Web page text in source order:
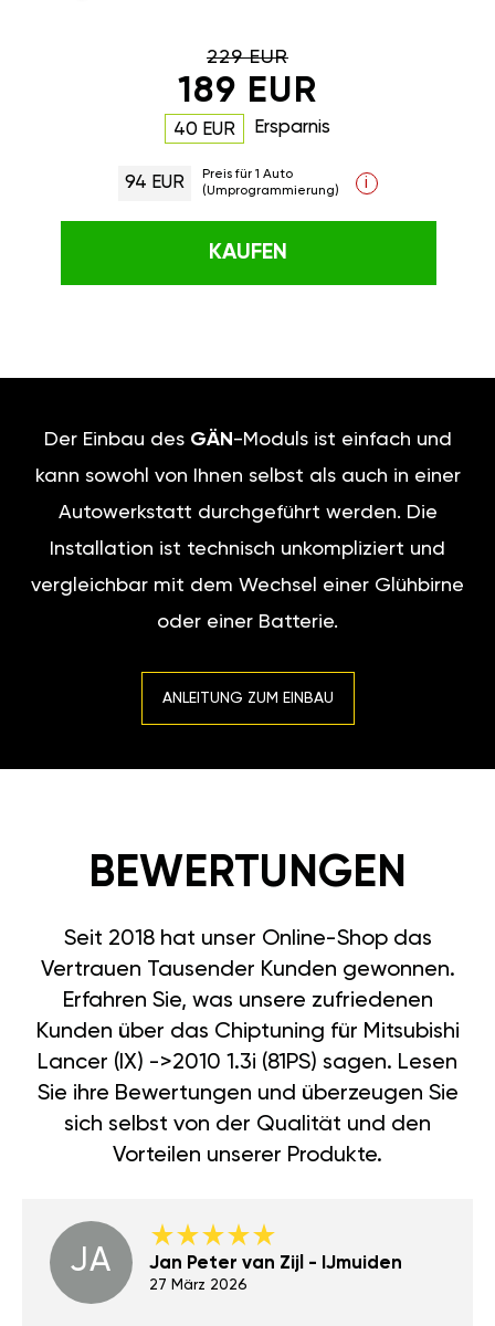
229 EUR
189 EUR
40 EUR Ersparnis
94 EUR
Preis für 1 Auto
(Umprogrammierung)
i
KAUFEN
Der Einbau des GÄN -Moduls ist einfach und
kann sowohl von Ihnen selbst als auch in einer
Autowerkstatt durchgeführt werden. Die
Installation ist technisch unkompliziert und
vergleichbar mit dem Wechsel einer Glühbirne
oder einer Batterie.
ANLEITUNG ZUM EINBAU
BEWERTUNGEN
Seit 2018 hat unser Online-Shop das
Vertrauen Tausender Kunden gewonnen.
Erfahren Sie, was unsere zufriedenen
Kunden über das Chiptuning für Mitsubishi
Lancer (IX) ->2010 1.3i (81PS) sagen. Lesen
Sie ihre Bewertungen und überzeugen Sie
sich selbst von der Qualität und den
Vorteilen unserer Produkte.
JA Jan Peter van Zijl - IJmuiden
27 März 2026